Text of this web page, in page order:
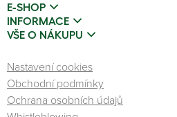
E-SHOP
INFORMACE
VŠE O NÁKUPU
Nastavení cookies
Obchodní podmínky
Ochrana osobních údajů